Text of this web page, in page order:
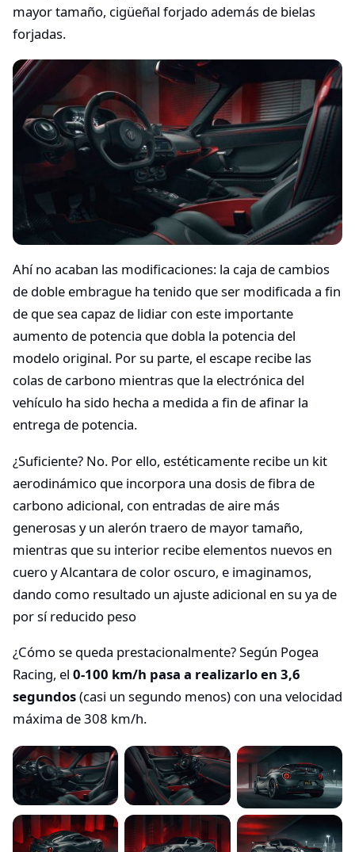
mayor tamaño, cigüeñal forjado además de bielas
forjadas.
Ahí no acaban las modificaciones: la caja de cambios
de doble embrague ha tenido que ser modificada a fin
de que sea capaz de lidiar con este importante
aumento de potencia que dobla la potencia del
modelo original. Por su parte, el escape recibe las
colas de carbono mientras que la electrónica del
vehículo ha sido hecha a medida a fin de afinar la
entrega de potencia.
¿Suficiente? No. Por ello, estéticamente recibe un kit
aerodinámico que incorpora una dosis de fibra de
carbono adicional, con entradas de aire más
generosas y un alerón traero de mayor tamaño,
mientras que su interior recibe elementos nuevos en
cuero y Alcantara de color oscuro, e imaginamos,
dando como resultado un ajuste adicional en su ya de
por sí reducido peso
¿Cómo se queda prestacionalmente? Según Pogea
Racing, el 0-100 km/h pasa a realizarlo en 3,6
segundos(casi un segundo menos) con una velocidad
máxima de 308 km/h.